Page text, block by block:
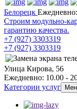
Белорецк
Строим модульно-
гарантию качества.
+7 (927) 3303319
+7 (927) 3303319
Улица Кирова, 56
Ежедневно: 10.00 -
Категории услуг